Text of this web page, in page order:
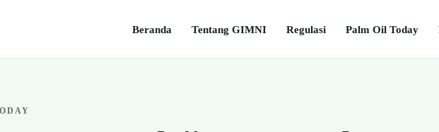
Beranda Tentang GIMNI Regulasi Palm Oil Today